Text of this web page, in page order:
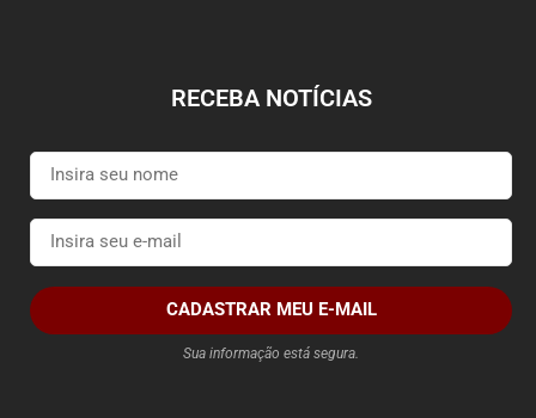
RECEBA NOTÍCIAS
CADASTRAR MEU E-MAIL
Sua informação está segura.